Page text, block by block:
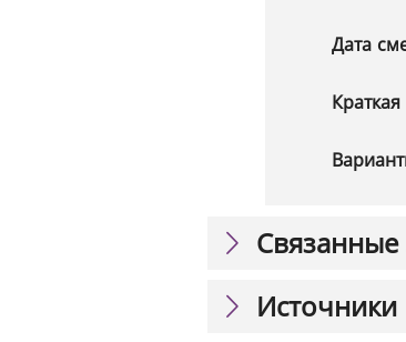
Дата
Связанные